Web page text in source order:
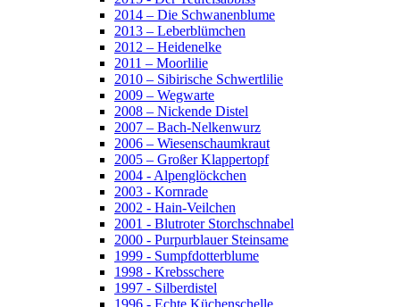
2014 – Die Schwanenblume
2013 – Leberblümchen
2012 – Heidenelke
2011 – Moorlilie
2010 – Sibirische Schwertlilie
2009 – Wegwarte
2008 – Nickende Distel
2007 – Bach-Nelkenwurz
2006 – Wiesenschaumkraut
2005 – Großer Klappertopf
2004 - Alpenglöckchen
2003 - Kornrade
2002 - Hain-Veilchen
2001 - Blutroter Storchschnabel
2000 - Purpurblauer Steinsame
1999 - Sumpfdotterblume
1998 - Krebsschere
1997 - Silberdistel
1996 - Echte Küchenschelle